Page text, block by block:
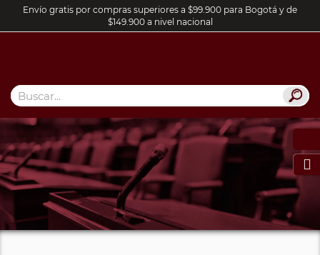
Envío gratis por compras superiores a $99.900 para Bogotá y de
$149.900 a nivel nacional
